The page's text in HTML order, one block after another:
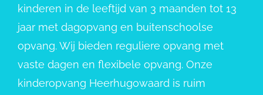
kinderen in de leeftijd van 3 maanden tot 13
jaar met dagopvang en buitenschoolse
opvang. Wij bieden reguliere opvang met
vaste dagen en flexibele opvang. Onze
kinderopvang Heerhugowaard is ruim